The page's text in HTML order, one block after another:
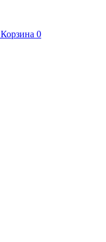
Корзина 0